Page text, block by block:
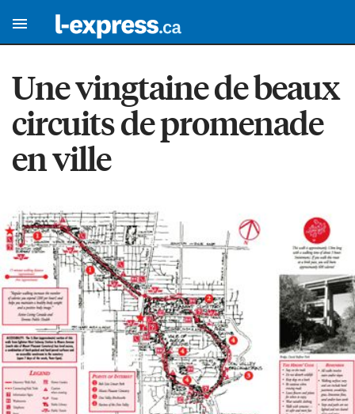
Une vingtaine de beaux
circuits de promenade
en ville